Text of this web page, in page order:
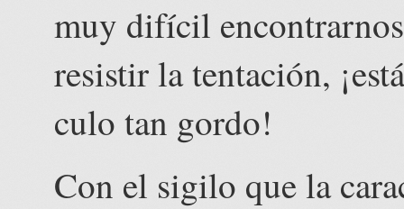
muy difícil
resistir la tentación,
culo tan gordo!
Con el sigilo que la